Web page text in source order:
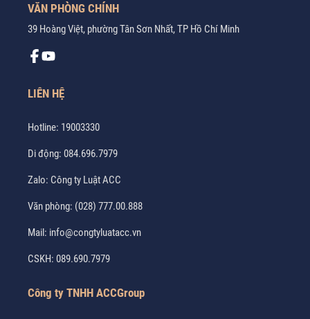
VĂN PHÒNG CHÍNH
39 Hoàng Việt, phường Tân Sơn Nhất, TP Hồ Chí Minh
LIÊN HỆ
Hotline: 19003330
Di động: 084.696.7979
Zalo: Công ty Luật ACC
Văn phòng: (028) 777.00.888
Mail: info@congtyluatacc.vn
CSKH: 089.690.7979
Công ty TNHH ACCGroup